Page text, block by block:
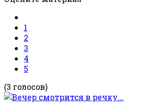
1
2
3
4
5
(3 голосов)